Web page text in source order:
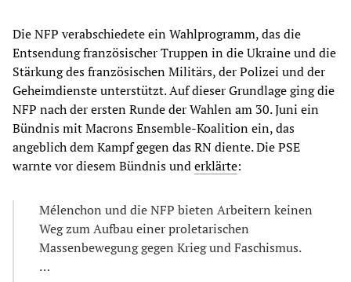
Die NFP verabschiedete ein Wahlprogramm, das die
Entsendung französischer Truppen in die Ukraine und die
Stärkung des französischen Militärs, der Polizei und der
Geheimdienste unterstützt. Auf dieser Grundlage ging die
NFP nach der ersten Runde der Wahlen am 30. Juni ein
Bündnis mit Macrons Ensemble-Koalition ein, das
angeblich dem Kampf gegen das RN diente. Die PSE
warnte vor diesem Bündnis underklärte:
Mélenchon und die NFP bieten Arbeitern keinen
Weg zum Aufbau einer proletarischen
Massenbewegung gegen Krieg und Faschismus.
…